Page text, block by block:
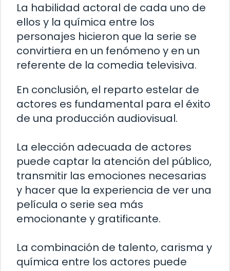
La habilidad actoral de cada uno de
ellos y la química entre los
personajes hicieron que la serie se
convirtiera en un fenómeno y en un
referente de la comedia televisiva.
En conclusión, el reparto estelar de
actores es fundamental para el éxito
de una producción audiovisual.
La elección adecuada de actores
puede captar la atención del público,
transmitir las emociones necesarias
y hacer que la experiencia de ver una
película o serie sea más
emocionante y gratificante.
La combinación de talento, carisma y
química entre los actores puede